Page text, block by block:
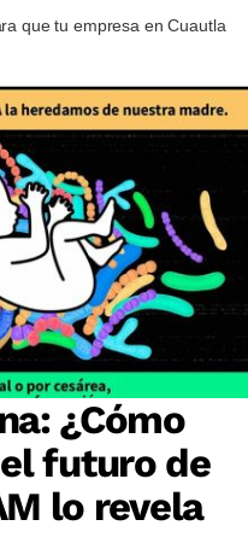
que tu empresa en Cuautla
¿Cómo
futuro de
lo revela